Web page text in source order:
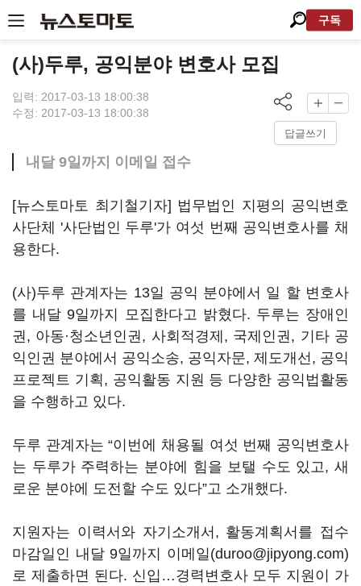
구독
(사)두루, 공익분야 변호사 모집
입력: 2017-03-13 18:00:38
수정: 2017-03-13 18:00:38
답글쓰기
내달 9일까지 이메일 접수
[뉴스토마토 최기철기자] 법무법인 지평의 공익변호
사단체 '사단법인 두루'가 여섯 번째 공익변호사를 채
용한다.
(사)두루 관계자는 13일 공익 분야에서 일 할 변호사
를 내달 9일까지 모집한다고 밝혔다. 두루는 장애인
권, 아동·청소년인권, 사회적경제, 국제인권, 기타 공
익인권 분야에서 공익소송, 공익자문, 제도개선, 공익
프로젝트 기획, 공익활동 지원 등 다양한 공익법활동
을 수행하고 있다.
두루 관계자는 “이번에 채용될 여섯 번째 공익변호사
는 두루가 주력하는 분야에 힘을 보탤 수도 있고, 새
로운 분야에 도전할 수도 있다”고 소개했다.
지원자는 이력서와 자기소개서, 활동계획서를 접수
마감일인 내달 9일까지 이메일(duroo@jipyong.com)
로 제출하면 된다. 신입…경력변호사 모두 지원이 가